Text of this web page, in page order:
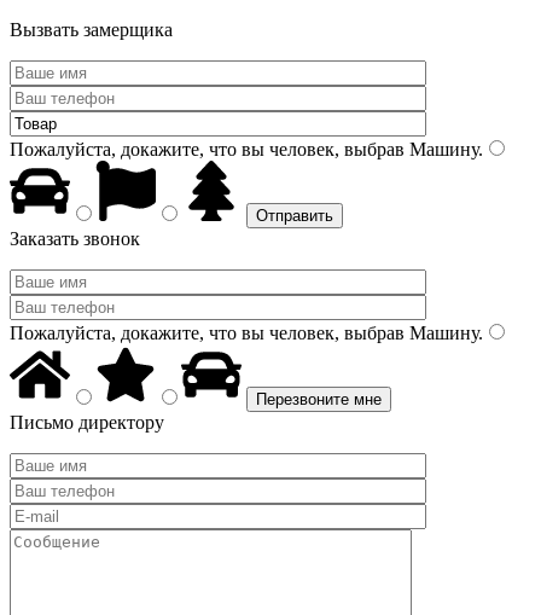
Вызвать замерщика
Пожалуйста, докажите, что вы человек, выбрав Машину.
Заказать звонок
Пожалуйста, докажите, что вы человек, выбрав Машину.
Письмо директору